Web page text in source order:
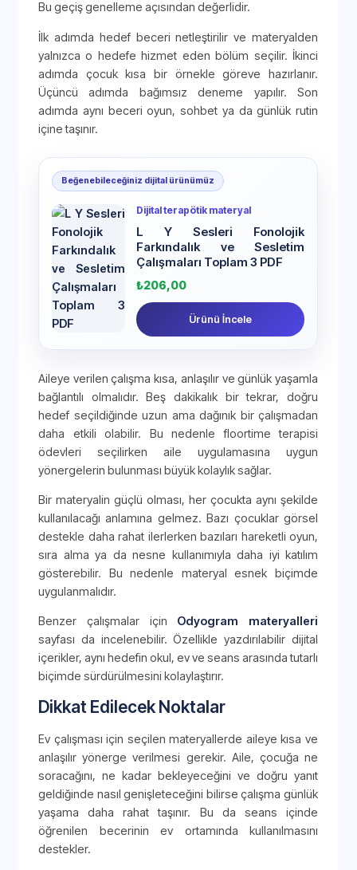
Bu geçiş genelleme açısından değerlidir.
İlk adımda hedef beceri netleştirilir ve materyalden
yalnızca o hedefe hizmet eden bölüm seçilir. İkinci
adımda çocuk kısa bir örnekle göreve hazırlanır.
Üçüncü adımda bağımsız deneme yapılır. Son
adımda aynı beceri oyun, sohbet ya da günlük rutin
içine taşınır.
Beğenebileceğiniz dijital ürünümüz
Dijital terapötik materyal
L Y Sesleri Fonolojik
Farkındalık ve Sesletim
Çalışmaları Toplam 3 PDF
₺206,00
Ürünü İncele
Aileye verilen çalışma kısa, anlaşılır ve günlük yaşamla
bağlantılı olmalıdır. Beş dakikalık bir tekrar, doğru
hedef seçildiğinde uzun ama dağınık bir çalışmadan
daha etkili olabilir. Bu nedenle floortime terapisi
ödevleri seçilirken aile uygulamasına uygun
yönergelerin bulunması büyük kolaylık sağlar.
Bir materyalin güçlü olması, her çocukta aynı şekilde
kullanılacağı anlamına gelmez. Bazı çocuklar görsel
destekle daha rahat ilerlerken bazıları hareketli oyun,
sıra alma ya da nesne kullanımıyla daha iyi katılım
gösterebilir. Bu nedenle materyal esnek biçimde
uygulanmalıdır.
Benzer çalışmalar için Odyogram materyalleri
sayfası da incelenebilir. Özellikle yazdırılabilir dijital
içerikler, aynı hedefin okul, ev ve seans arasında tutarlı
biçimde sürdürülmesini kolaylaştırır.
Dikkat Edilecek Noktalar
Ev çalışması için seçilen materyallerde aileye kısa ve
anlaşılır yönerge verilmesi gerekir. Aile, çocuğa ne
soracağını, ne kadar bekleyeceğini ve doğru yanıt
geldiğinde nasıl genişleteceğini bilirse çalışma günlük
yaşama daha rahat taşınır. Bu da seans içinde
öğrenilen becerinin ev ortamında kullanılmasını
destekler.